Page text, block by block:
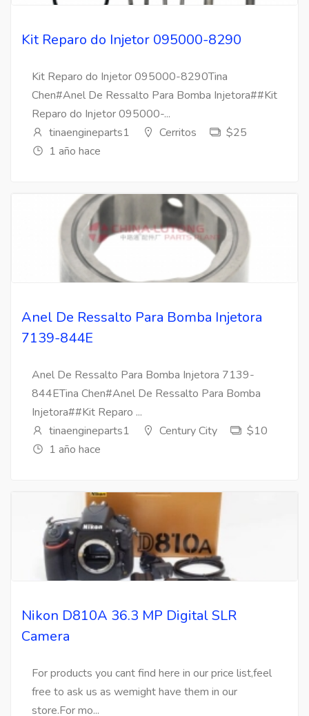
Kit Reparo do Injetor 095000-8290
Kit Reparo do Injetor 095000-8290Tina
Chen#Anel De Ressalto Para Bomba Injetora##Kit
Reparo do Injetor 095000-...
tinaengineparts1
Cerritos
$25
1 año hace
Anel De Ressalto Para Bomba Injetora
7139-844E
Anel De Ressalto Para Bomba Injetora 7139-
844ETina Chen#Anel De Ressalto Para Bomba
Injetora##Kit Reparo ...
tinaengineparts1
Century City
$10
1 año hace
Nikon D810A 36.3 MP Digital SLR
Camera
For products you cant find here in our price list,feel
free to ask us as wemight have them in our
store.For mo...